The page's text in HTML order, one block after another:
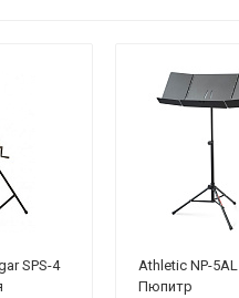
SPS-4
Athletic NP-5AL
Пюпитр